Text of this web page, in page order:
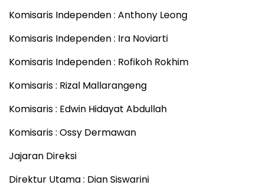
Komisaris Independen : Anthony Leong
Komisaris Independen : Ira Noviarti
Komisaris Independen : Rofikoh Rokhim
Komisaris : Rizal Mallarangeng
Komisaris : Edwin Hidayat Abdullah
Komisaris : Ossy Dermawan
Jajaran Direksi
Direktur Utama : Dian Siswarini